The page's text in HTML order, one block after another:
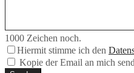
1000 Zeichen noch.
Hiermit stimme ich den
Kopie der Email an mich